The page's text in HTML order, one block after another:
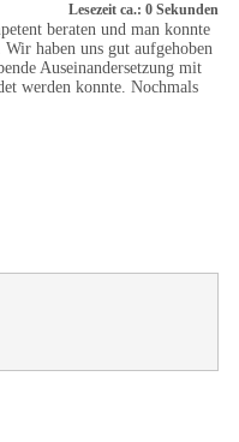
Lesezeit ca.: 0 Sekunden
beraten und man konnte
haben uns gut aufgehoben
Auseinandersetzung mit
werden konnte. Nochmals